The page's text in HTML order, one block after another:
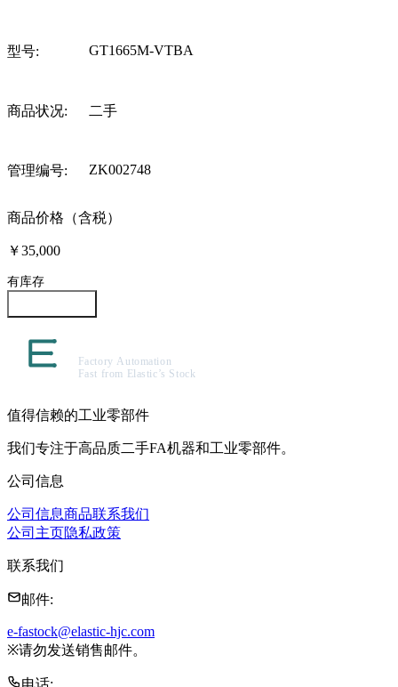
型号: GT1665M-VTBA
商品状况: 二手
管理编号: ZK002748
商品价格（含税）
￥35,000
有库存
值得信赖的工业零部件
我们专注于高品质二手FA机器和工业零部件。
公司信息
公司信息商品联系我们
公司主页隐私政策
联系我们
邮件:
e-fastock@elastic-hjc.com
※请勿发送销售邮件。
电话: